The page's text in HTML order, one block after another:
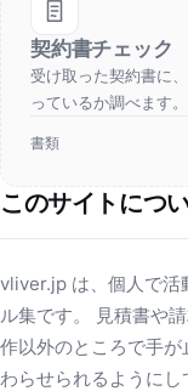
契約書チェック
受け取った契約書に
っているか調べます。
書類
このサイトにつ
vliver.jp は、個人で活
ル集です。 見積書や
作以外のところで手
わらせられるように